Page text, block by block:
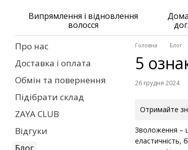
Випрямлення і відновлення
волосся
Головна Блог
5
26 грудня 2024
Отримайте
Зволоження –
еластичність,
Про нас
Доставка і оплата
Обмін та повернення
Підібрати склад
ZAYA CLUB
Відгуки